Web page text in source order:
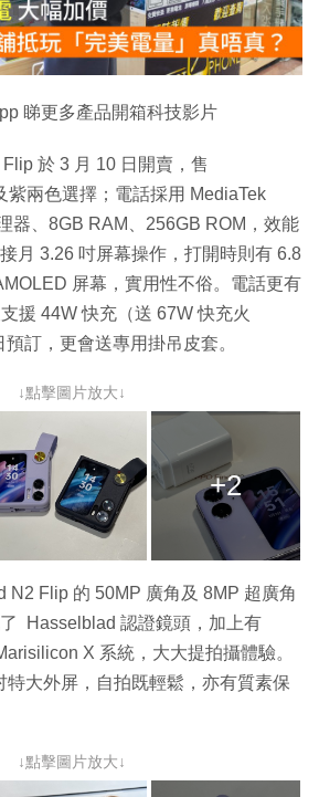
放
影
片
睇更多產品開箱科技影片
於 3 月 10 日開賣，售
紫兩色選擇；電話採用 MediaTek
器、8GB RAM、256GB ROM，效能
月 3.26 吋屏幕操作，打開時則有 6.8
屏幕，實用性不俗。電話更有
援 44W 快充（送 67W 快充火
訂，更會送專用掛吊皮套。
↓點擊圖片放大↓
+2
N2 Flip 的 50MP 廣角及 8MP 超廣角
Hasselblad 認證鏡頭，加上有
X 系統，大大提拍攝體驗。
特大外屏，自拍既輕鬆，亦有質素保
↓點擊圖片放大↓